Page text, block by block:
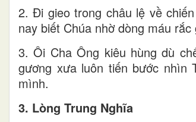
2. Đi gieo trong châu lệ về
nay biết Chúa nhờ dòng máu
3. Ôi Cha Ông kiêu hùng dù
gương xưa luôn tiến bước nhìn
mình.
3. Lòng Trung Nghĩa